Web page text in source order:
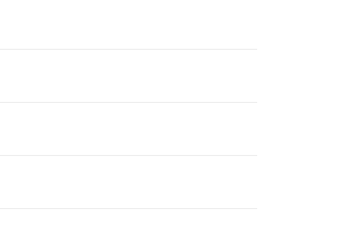
識華德福